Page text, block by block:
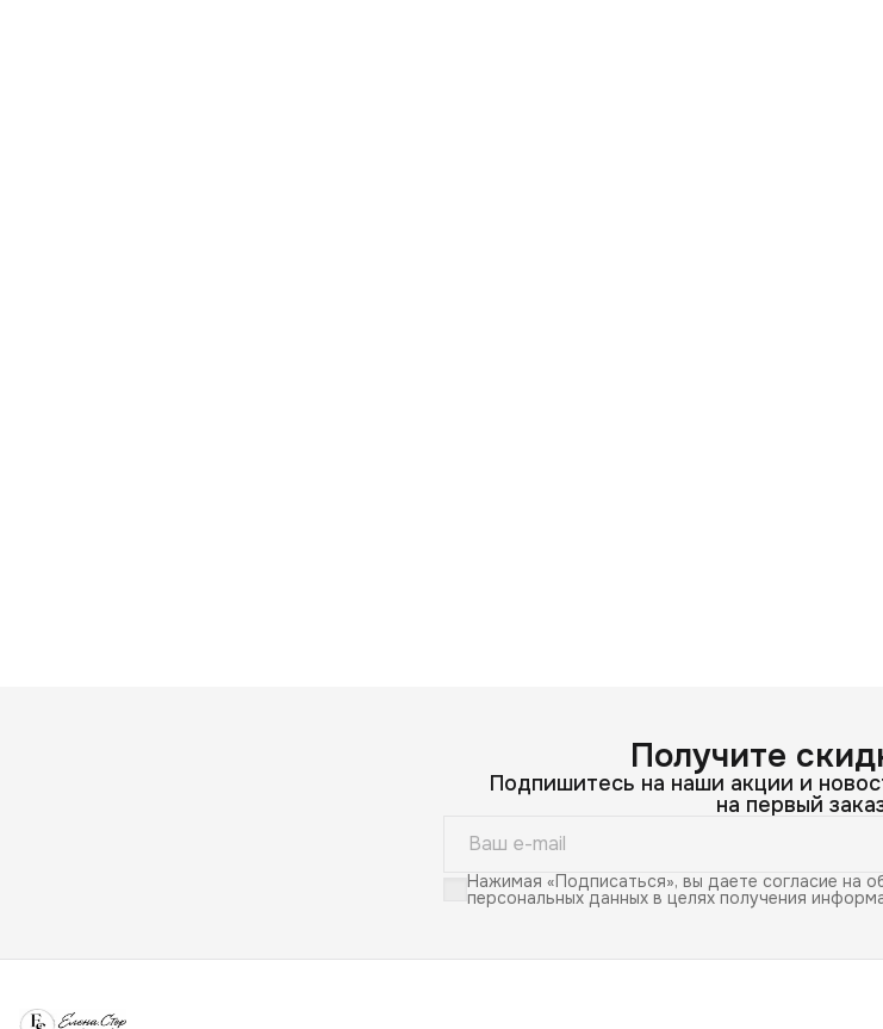
Получите
Подпишитесь на наши акции и
на первый
Нажимая «Подписаться», вы даете согласие на
персональных данных в целях получения